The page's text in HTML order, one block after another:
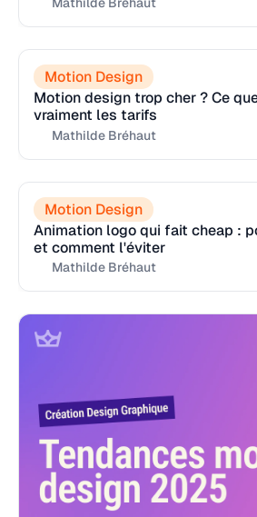
Motion Design
Motion design trop cher ? Ce
vraiment les tarifs
Mathilde Bréhaut
Motion Design
Animation logo qui fait cheap :
et comment l'éviter
Mathilde Bréhaut